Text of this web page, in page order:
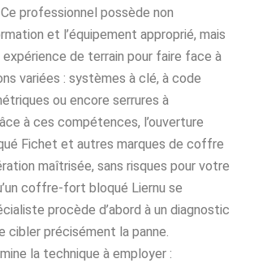
professionnel possède non
et l’équipement approprié, mais
expérience de terrain pour faire face à
variées : systèmes à clé, à code
ou encore serrures à
à ces compétences, l’ouverture
Fichet et autres marques de coffre
maîtrisée, sans risques pour votre
coffre-fort bloqué Liernu se
procède d’abord à un diagnostic
cibler précisément la panne.
la technique à employer :